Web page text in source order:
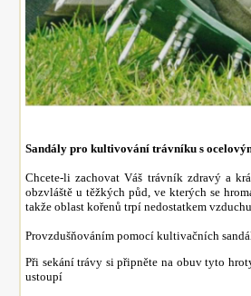
Sandály pro kultivování trávníku s
Chcete-li zachovat Váš trávník zdravý a
obzvláště u těžkých půd, ve kterých se
takže oblast kořenů trpí nedostatkem
Provzdušňováním pomocí kultivačních
Při sekání trávy si připněte na obuv tyto
ustoupí